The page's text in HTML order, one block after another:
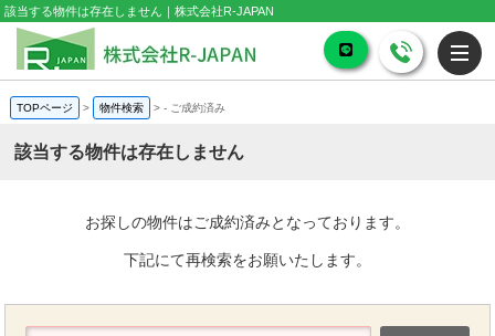
該当する物件は存在しません｜株式会社R-JAPAN
TOPページ > 物件検索 >- ご成約済み
該当する物件は存在しません
お探しの物件はご成約済みとなっております。
下記にて再検索をお願いたします。